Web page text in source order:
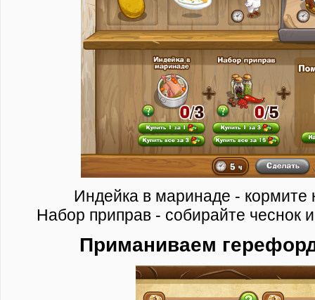
Индейка в маринаде - кормите
Набор приправ - собирайте чеснок
Приманиваем